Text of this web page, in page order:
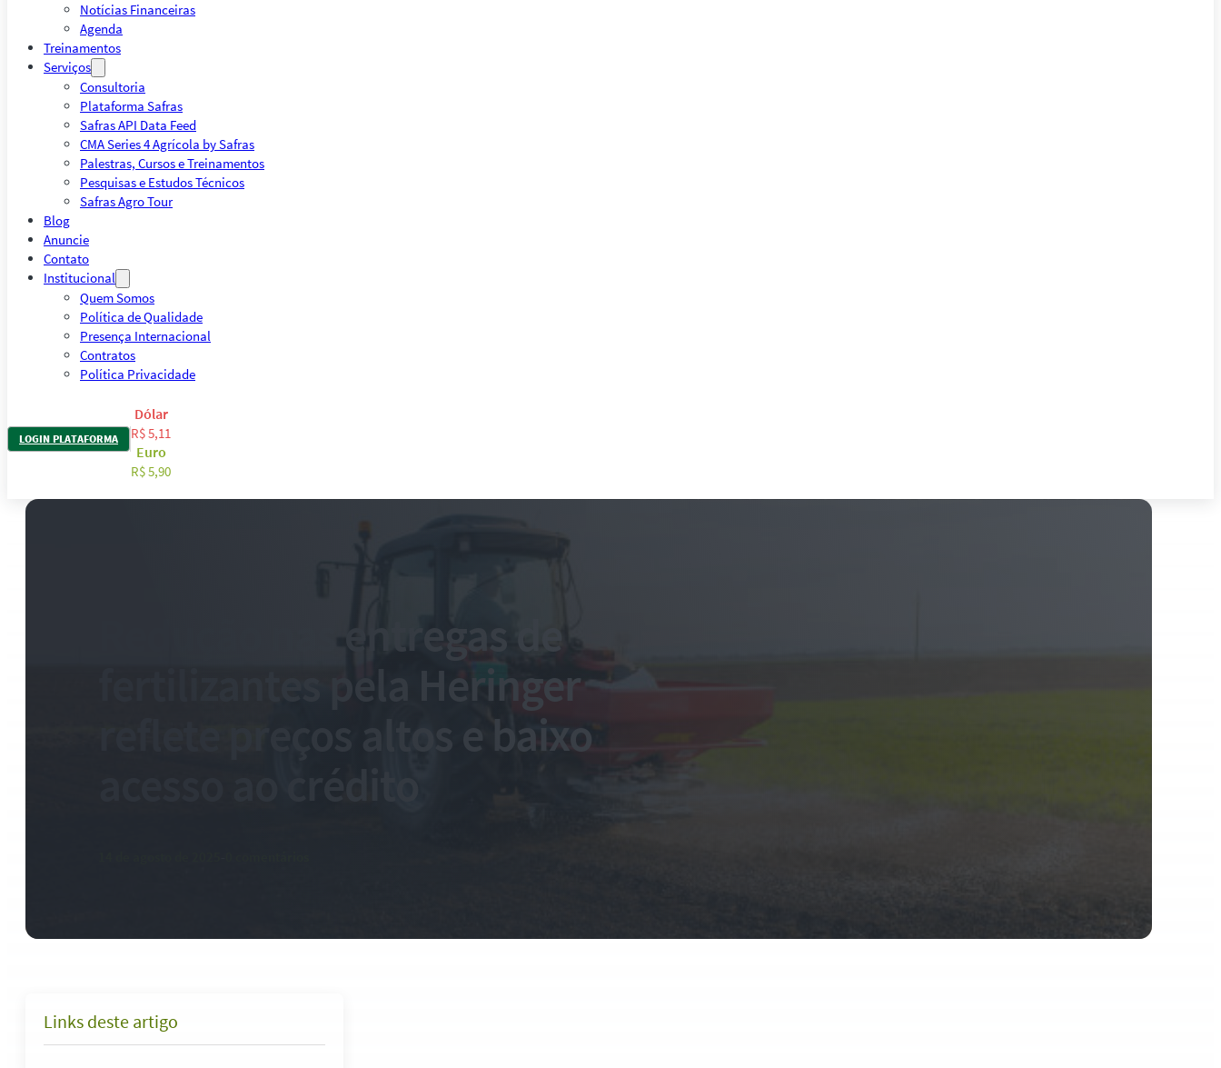
Notícias Financeiras
Agenda
Treinamentos
Serviços
Consultoria
Plataforma Safras
Safras API Data Feed
CMA Series 4 Agrícola by Safras
Palestras, Cursos e Treinamentos
Pesquisas e Estudos Técnicos
Safras Agro Tour
Blog
Anuncie
Contato
Institucional
Quem Somos
Política de Qualidade
Presença Internacional
Contratos
Política Privacidade
LOGIN PLATAFORMA
Dólar
R$ 5,11
Euro
R$ 5,90
Redução nas entregas de
fertilizantes pela Heringer
reflete preços altos e baixo
Links deste artigo